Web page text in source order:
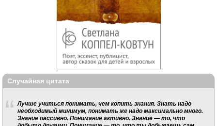
Случайная цитата
Лучше учиться понимать, чем копить знания. Знать надо
необходимый минимум, понимать же надо максимально много.
Знание пассивно. Понимание активно. Знание — то, что